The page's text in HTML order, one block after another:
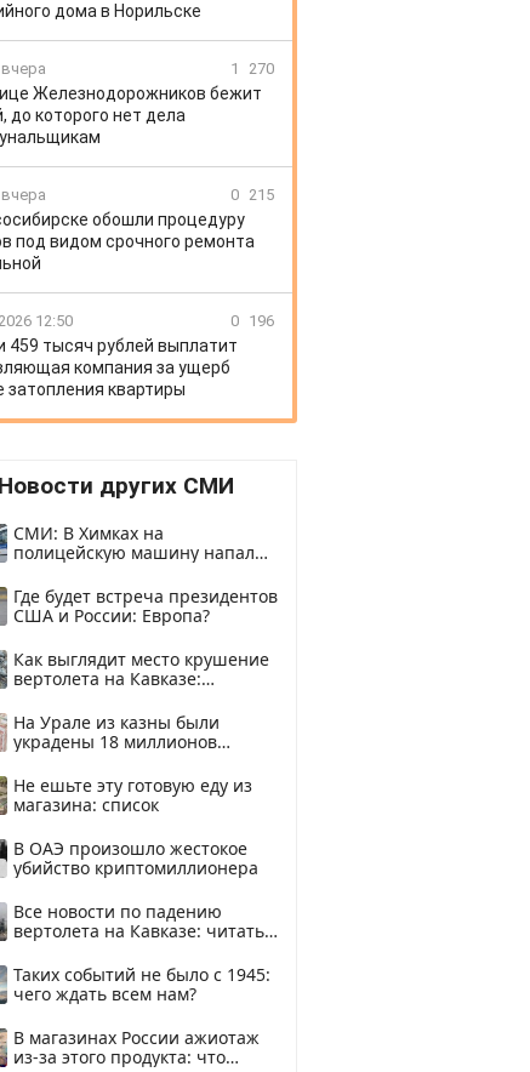
дома в Норильске
1 270
Железнодорожников бежит
до которого нет дела
0 215
обошли процедуру
под видом срочного ремонта
12:50 0 196
459 тысяч рублей выплатит
компания за ущерб
затопления квартиры
Новости других СМИ
СМИ: В Химках на
полицейскую машину напали
Где будет встреча президентов
США и России: Европа?
Как выглядит место крушение
вертолета на Кавказе:
На Урале из казны были
украдены 18 миллионов
Не ешьте эту готовую еду из
магазина: список
В ОАЭ произошло жестокое
убийство криптомиллионера
Все новости по падению
вертолета на Кавказе: читать
Таких событий не было с 1945:
чего ждать всем нам?
В магазинах России ажиотаж
из-за этого продукта: что